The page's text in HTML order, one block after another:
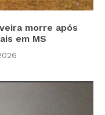
morre após
em MS